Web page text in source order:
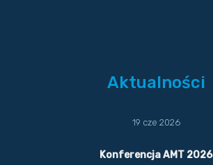
Aktualności
19 cze 2026
Konferencja AMT 2026